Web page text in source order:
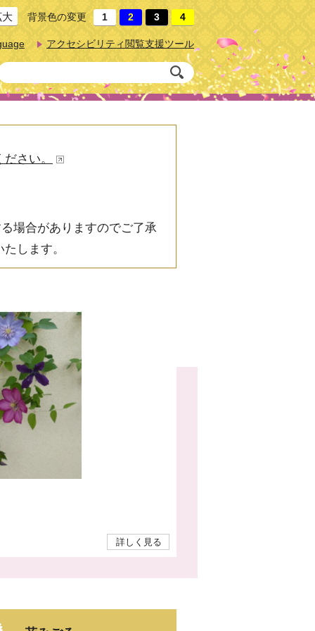
大 背景色の変更
アクセシビリティ閲覧支援ツール
さい。
場合がありますのでご了承
します。
詳しく見る